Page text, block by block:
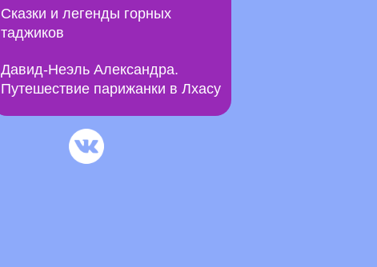
Сказки и легенды горных
таджиков
Давид-Неэль Александра.
Путешествие парижанки в Лхасу